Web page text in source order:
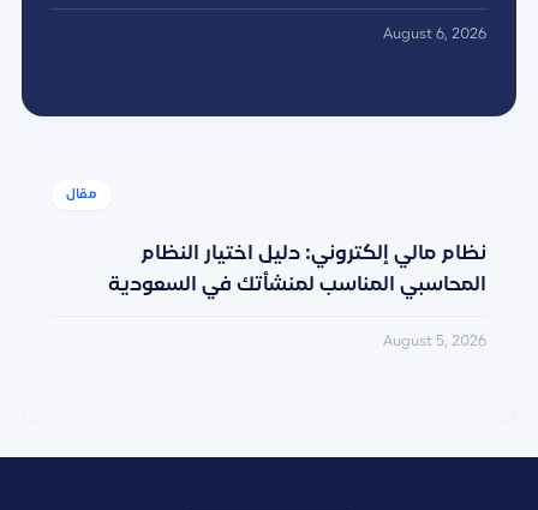
August 6, 2026
نظام مالي إلكتروني: دليل اختيار النظام
المحاسبي المناسب لمنشأتك في السعودية
August 5, 2026